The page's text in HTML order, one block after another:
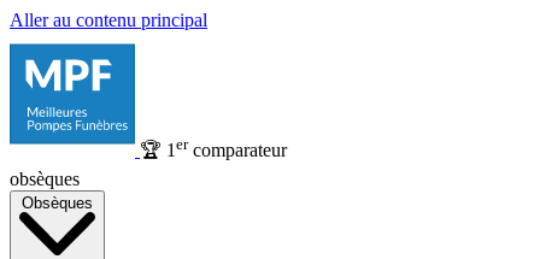
Aller au contenu principal
🏆 1 ercomparateur
obsèques
Obsèques